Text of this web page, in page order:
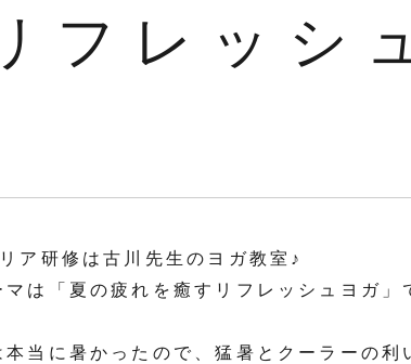
フレッシ
ア研修は古川先生のヨガ教室♪
は「夏の疲れを癒すリフレッシュヨガ」
本当に暑かったので、猛暑とクーラーの利